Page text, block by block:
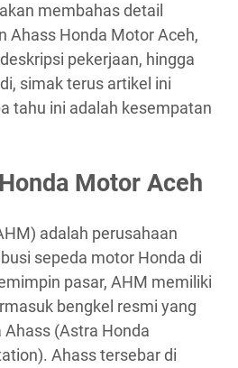
membahas detail
Ahass Honda Motor Aceh,
pekerjaan, hingga
simak terus artikel ini
tahu ini adalah kesempatan
Motor Aceh
adalah perusahaan
sepeda motor Honda di
pasar, AHM memiliki
bengkel resmi yang
(Astra Honda
Ahass tersebar di